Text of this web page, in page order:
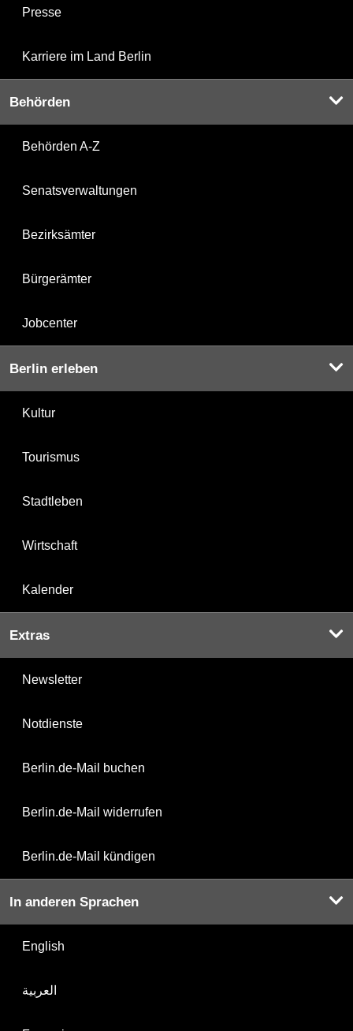
Presse
Karriere im Land Berlin
Behörden
Behörden A-Z
Senatsverwaltungen
Bezirksämter
Bürgerämter
Jobcenter
Berlin erleben
Kultur
Tourismus
Stadtleben
Wirtschaft
Kalender
Extras
Newsletter
Notdienste
Berlin.de-Mail buchen
Berlin.de-Mail widerrufen
Berlin.de-Mail kündigen
In anderen Sprachen
English
العربية